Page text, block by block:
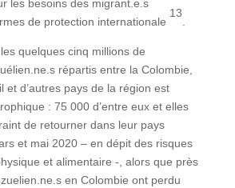
les besoins des migrant.e.s
de protection internationale
13
quelques cinq millions de
répartis entre la Colombie,
et d’autres pays de la région est
: 75 000 d’entre eux et elles
de retourner dans leur pays
et mai 2020 – en dépit des risques
et alimentaire -, alors que près
en Colombie ont perdu